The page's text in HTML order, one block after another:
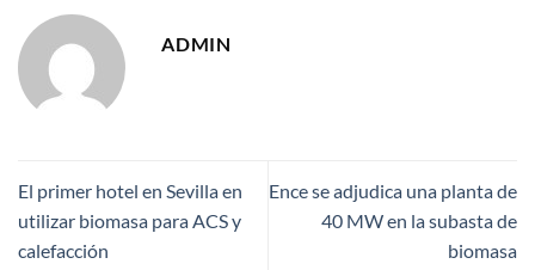
ADMIN
El primer hotel en Sevilla en
utilizar biomasa para ACS y
calefacción
Ence se adjudica una planta de
40 MW en la subasta de
biomasa